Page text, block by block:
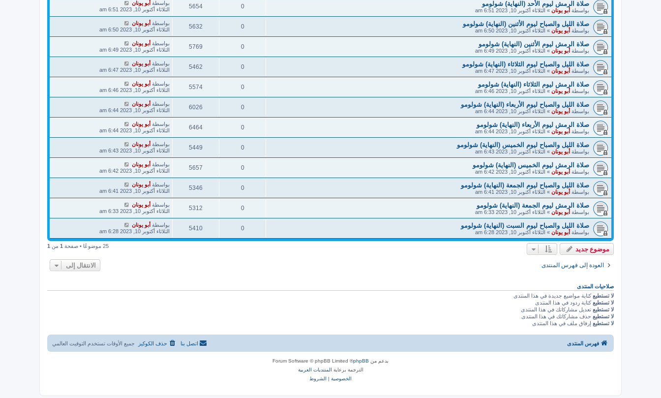
صلاة الرمش ليوم الأحد (النهاية) شولومو
بواسطة أبو يونان » الثلاثاء أكتوبر 10, 2023 6:51 am
0
5654 بواسطة أبو يونان
الثلاثاء أكتوبر 10, 2023 6:51 am
صلاة الليل والصباح ليوم الأثنين (النهاية) شولومو
بواسطة أبو يونان » الثلاثاء أكتوبر 10, 2023 6:50 am
0
5632 بواسطة أبو يونان
الثلاثاء أكتوبر 10, 2023 6:50 am
صلاة الرمش ليوم الأثنين (النهاية) شولومو
بواسطة أبو يونان » الثلاثاء أكتوبر 10, 2023 6:49 am
0
5769 بواسطة أبو يونان
الثلاثاء أكتوبر 10, 2023 6:49 am
صلاة الليل والصباح ليوم الثلاثاء (النهاية) شولومو
بواسطة أبو يونان » الثلاثاء أكتوبر 10, 2023 6:47 am
0
5462 بواسطة أبو يونان
الثلاثاء أكتوبر 10, 2023 6:47 am
صلاة الرمش ليوم الثلاثاء (النهاية) شولومو
بواسطة أبو يونان » الثلاثاء أكتوبر 10, 2023 6:46 am
0
5574 بواسطة أبو يونان
الثلاثاء أكتوبر 10, 2023 6:46 am
صلاة الليل والصباح ليوم الأربعاء (النهاية) شولومو
بواسطة أبو يونان » الثلاثاء أكتوبر 10, 2023 6:44 am
0
6026 بواسطة أبو يونان
الثلاثاء أكتوبر 10, 2023 6:44 am
صلاة الرمش ليوم الأربعاء (النهاية) شولومو
بواسطة أبو يونان » الثلاثاء أكتوبر 10, 2023 6:44 am
0
6464 بواسطة أبو يونان
الثلاثاء أكتوبر 10, 2023 6:44 am
صلاة الليل والصباح ليوم الخميس (النهاية) شولومو
بواسطة أبو يونان » الثلاثاء أكتوبر 10, 2023 6:43 am
0
5449 بواسطة أبو يونان
الثلاثاء أكتوبر 10, 2023 6:43 am
صلاة الرمش ليوم الخميس (النهاية) شولومو
بواسطة أبو يونان » الثلاثاء أكتوبر 10, 2023 6:42 am
0
5657 بواسطة أبو يونان
الثلاثاء أكتوبر 10, 2023 6:42 am
صلاة الليل والصباح ليوم الجمعة (النهاية) شولومو
بواسطة أبو يونان » الثلاثاء أكتوبر 10, 2023 6:41 am
0
5346 بواسطة أبو يونان
الثلاثاء أكتوبر 10, 2023 6:41 am
صلاة الرمش ليوم الجمعة (النهاية) شولومو
بواسطة أبو يونان » الثلاثاء أكتوبر 10, 2023 6:33 am
0
5312 بواسطة أبو يونان
الثلاثاء أكتوبر 10, 2023 6:33 am
صلاة الليل والصباح ليوم السبت (النهاية) شولومو
بواسطة أبو يونان » الثلاثاء أكتوبر 10, 2023 6:28 am
0
5410 بواسطة أبو يونان
الثلاثاء أكتوبر 10, 2023 6:28 am
موضوع جديد 25 موضوعًا • صفحة 1 من 1
العودة إلى فهرس المنتدى الانتقال إلى
صلاحيات المنتدى
لا تستطيع كتابة مواضيع جديدة في هذا المنتدى
لا تستطيع كتابة ردود في هذا المنتدى
لا تستطيع تعديل مشاركاتك في هذا المنتدى
لا تستطيع حذف مشاركاتك في هذا المنتدى
لا تستطيع إرفاق ملف في هذا المنتدى
فهرس المنتدى جميع الأوقات تستخدم التوقيت العالمي حذف الكوكيز اتصل بنا
بدعم من phpBB
® Forum Software © phpBB Limited
الترجمة برعاية المنتديات العربية
الخصوصية | الشروط